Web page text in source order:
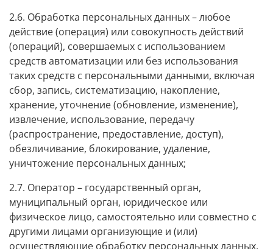
2.6. Обработка персональных данных – любое
действие (операция) или совокупность действий
(операций), совершаемых с использованием
средств автоматизации или без использования
таких средств с персональными данными, включая
сбор, запись, систематизацию, накопление,
хранение, уточнение (обновление, изменение),
извлечение, использование, передачу
(распространение, предоставление, доступ),
обезличивание, блокирование, удаление,
уничтожение персональных данных;
2.7. Оператор – государственный орган,
муниципальный орган, юридическое или
физическое лицо, самостоятельно или совместно с
другими лицами организующие и (или)
осуществляющие обработку персональных данных,